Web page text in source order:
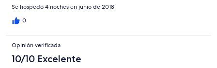
Se hospedó 4 noches en junio de 2018
0
Opinión verificada
10/10 Excelente